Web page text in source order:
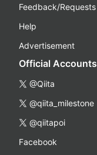
Feedback/Requests
Help
Advertisement
Official Accounts
@Qiita
@qiita_milestone
@qiitapoi
Facebook